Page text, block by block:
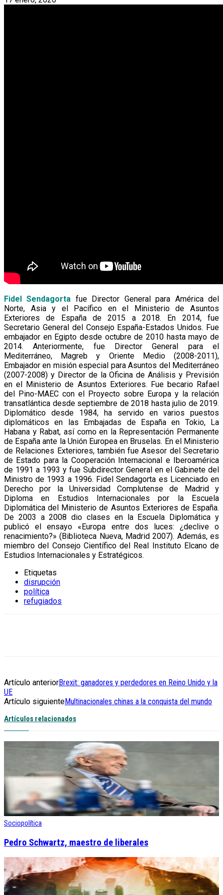
Fidel Sendagorta fue Director General para América del
Norte, Asia y el Pacífico en el Ministerio de Asuntos
Exteriores de España de 2015 a 2018. En 2014, fue
Secretario General del Consejo España-Estados Unidos. Fue
embajador en Egipto desde octubre de 2010 hasta mayo de
2014. Anteriormente, fue Director General para el
Mediterráneo, Magreb y Oriente Medio (2008-2011),
Embajador en misión especial para Asuntos del Mediterráneo
(2007-2008) y Director de la Oficina de Análisis y Previsión
en el Ministerio de Asuntos Exteriores. Fue becario Rafael
del Pino-MAEC con el Proyecto sobre Europa y la relación
transatlántica desde septiembre de 2018 hasta julio de 2019.
Diplomático desde 1984, ha servido en varios puestos
diplomáticos en las Embajadas de España en Tokio, La
Habana y Rabat, así como en la Representación Permanente
de España ante la Unión Europea en Bruselas. En el Ministerio
de Relaciones Exteriores, también fue Asesor del Secretario
de Estado para la Cooperación Internacional e Iberoamérica
de 1991 a 1993 y fue Subdirector General en el Gabinete del
Ministro de 1993 a 1996. Fidel Sendagorta es Licenciado en
Derecho por la Universidad Complutense de Madrid y
Diploma en Estudios Internacionales por la Escuela
Diplomática del Ministerio de Asuntos Exteriores de España.
De 2003 a 2008 dio clases en la Escuela Diplomática y
publicó el ensayo «Europa entre dos luces: ¿declive o
renacimiento?» (Biblioteca Nueva, Madrid 2007). Además, es
miembro del Consejo Científico del Real Instituto Elcano de
Estudios Internacionales y Estratégicos.
Etiquetas
disrupción
política
refugiados
Artículo anteriorBrexit: ganadores y perdedores en Reino Unido y la
UE
Artículo siguienteMultinacionales chinas a la conquista del mundo
Artículos relacionados
Sociopolítica
Pedro Schwartz, maestro de liberales